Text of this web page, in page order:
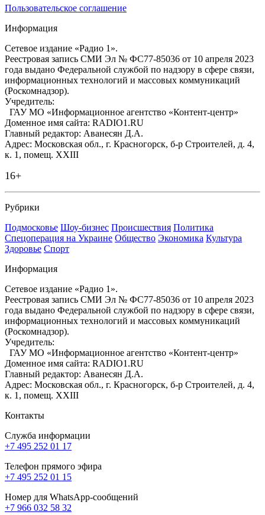
Пользовательское соглашение
Информация
Сетевое издание «Радио 1».
Реестровая запись СМИ Эл № ФС77-85036 от 10 апреля 2023
года выдано Федеральной службой по надзору в сфере связи,
информационных технологий и массовых коммуникаций
(Роскомнадзор).
Учредитель:
ГАУ МО «Информационное агентство «Контент-центр»
Доменное имя сайта: RADIO1.RU
Главный редактор: Аванесян Д.А.
Адрес: Московская обл., г. Красногорск, б-р Строителей, д. 4,
к. 1, помещ. XXIII
16+
Рубрики
Подмосковье Шоу-бизнес Происшествия Политика
Спецоперация на Украине Общество Экономика Культура
Здоровье Спорт
Информация
Сетевое издание «Радио 1».
Реестровая запись СМИ Эл № ФС77-85036 от 10 апреля 2023
года выдано Федеральной службой по надзору в сфере связи,
информационных технологий и массовых коммуникаций
(Роскомнадзор).
Учредитель:
ГАУ МО «Информационное агентство «Контент-центр»
Доменное имя сайта: RADIO1.RU
Главный редактор: Аванесян Д.А.
Адрес: Московская обл., г. Красногорск, б-р Строителей, д. 4,
к. 1, помещ. XXIII
Контакты
Служба информации
+7 495 252 01 17
Телефон прямого эфира
+7 495 252 01 15
Номер для WhatsApp-сообщений
+7 966 032 58 32